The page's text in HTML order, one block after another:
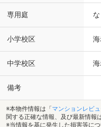
専用庭
小学校区
中学校区
備考
※本物件情報は「 マンションレビ
関する正確な情報、及び最新情報
※当情報を基に発生した損害等に